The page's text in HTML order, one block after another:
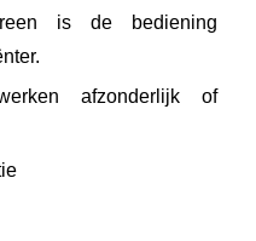
is de bediening
afzonderlijk of